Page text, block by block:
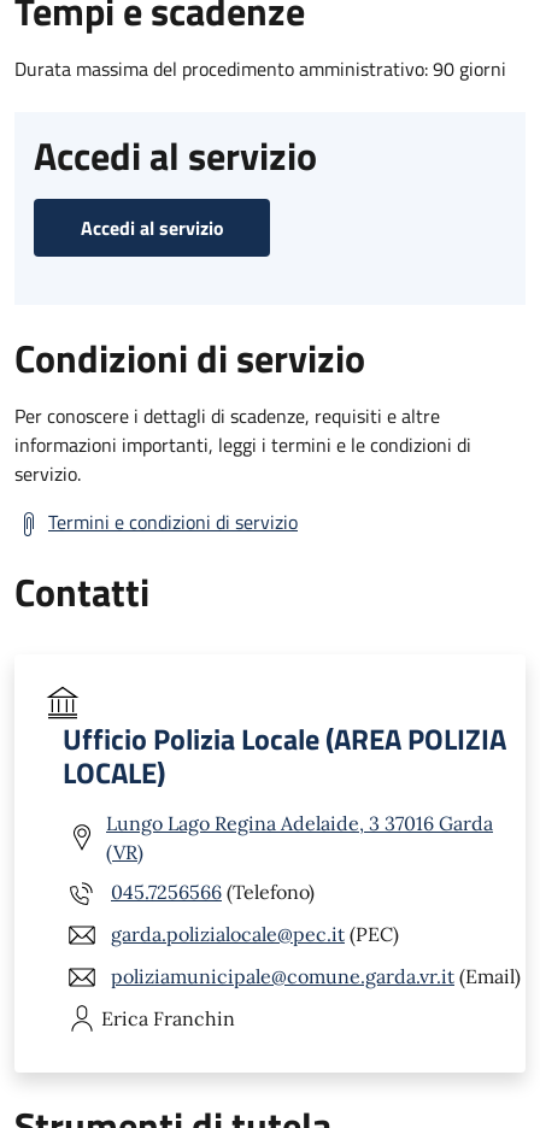
Durata massima del procedimento amministrativo: 90 giorni
Accedi al servizio
Accedi al servizio
Condizioni di servizio
Per conoscere i dettagli di scadenze, requisiti e altre
informazioni importanti, leggi i termini e le condizioni di
servizio.
Termini e condizioni di servizio
Contatti
Ufficio Polizia Locale (AREA POLIZIA
LOCALE)
Lungo Lago Regina Adelaide, 3 37016 Garda
(VR)
045.7256566 (Telefono)
garda.polizialocale@pec.it (PEC)
poliziamunicipale@comune.garda.vr.it (Email)
Erica Franchin